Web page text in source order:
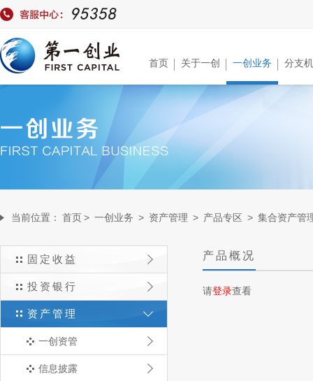
首页 关于一创 一创业务 分支
当前位置： 首页> 一创业务 > 资产管理 > 产品专区 > 集合资产管
固定收益
投资银行
资产管理
一创资管
信息披露
产品概况
请登录查看